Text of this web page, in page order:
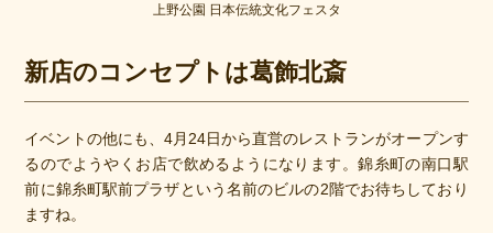
上野公園 日本伝統文化フェスタ
新店のコンセプトは葛飾北斎
イベントの他にも、4月24日から直営のレストランがオープンす
るのでようやくお店で飲めるようになります。錦糸町の南口駅
前に錦糸町駅前プラザという名前のビルの2階でお待ちしており
ますね。